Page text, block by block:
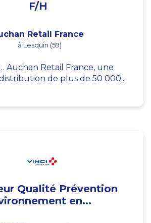
F/H
Retail France
à Lesquin (59)
Auchan Retail France, une
de plus de 50 000...
Qualité Prévention
en...